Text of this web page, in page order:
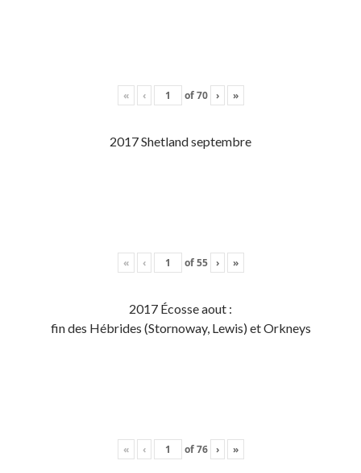
« ‹ of70 › »
2017 Shetland septembre
« ‹ of55 › »
2017 Écosse aout :
fin des Hébrides (Stornoway, Lewis) et Orkneys
« ‹ of76 › »